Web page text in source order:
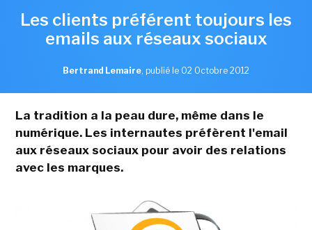
Les clients préférent toujours les
emails aux réseaux sociaux
Bertrand Lemaire, publié le 02 Octobre 2012
La tradition a la peau dure, même dans le
numérique. Les internautes préfèrent l'email
aux réseaux sociaux pour avoir des relations
avec les marques.